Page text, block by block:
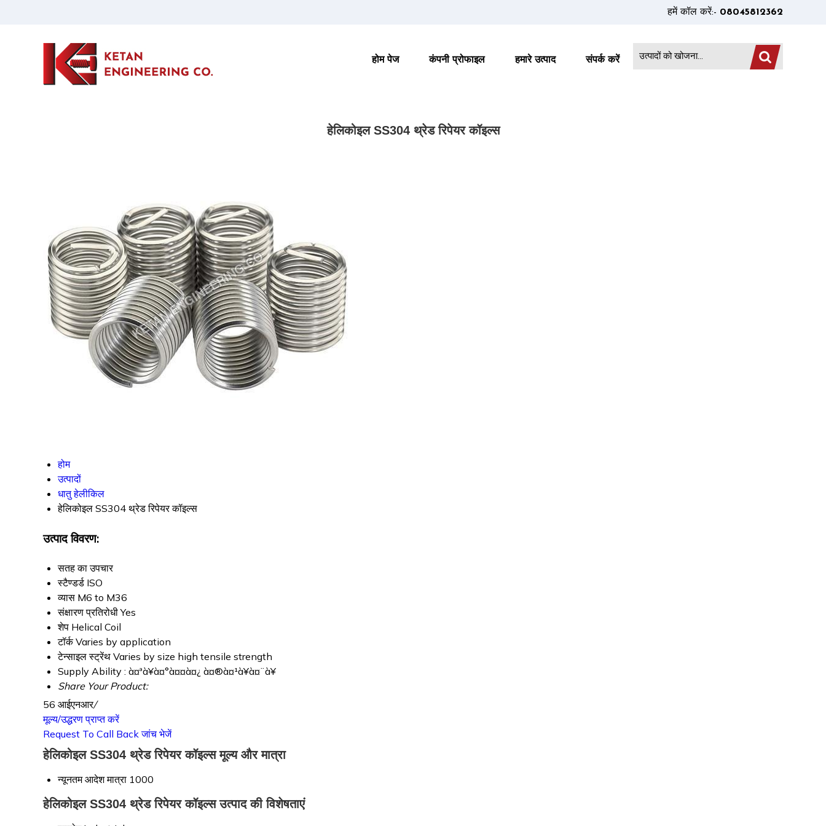
हमें कॉल करें:- 08045812362
होम पेज कंपनी प्रोफाइल हमारे उत्पाद संपर्क करें
हेलिकोइल SS304 थ्रेड रिपेयर कॉइल्स
होम
उत्पादों
धातु हेलीकिल
हेलिकोइल SS304 थ्रेड रिपेयर कॉइल्स
उत्पाद विवरण:
सतह का उपचार
स्टैण्डर्ड ISO
व्यास M6 to M36
संक्षारण प्रतिरोधी Yes
शेप Helical Coil
टॉर्क Varies by application
टेन्साइल स्ट्रेंथ Varies by size high tensile strength
Supply Ability : à¤ªà¥à¤°à¤¤à¤¿ à¤®à¤¹à¥à¤¨à¥
Share Your Product:
56 आईएनआर/
मूल्य/उद्धरण प्राप्त करें
Request To Call Back जांच भेजें
हेलिकोइल SS304 थ्रेड रिपेयर कॉइल्स मूल्य और मात्रा
न्यूनतम आदेश मात्रा 1000
हेलिकोइल SS304 थ्रेड रिपेयर कॉइल्स उत्पाद की विशेषताएं